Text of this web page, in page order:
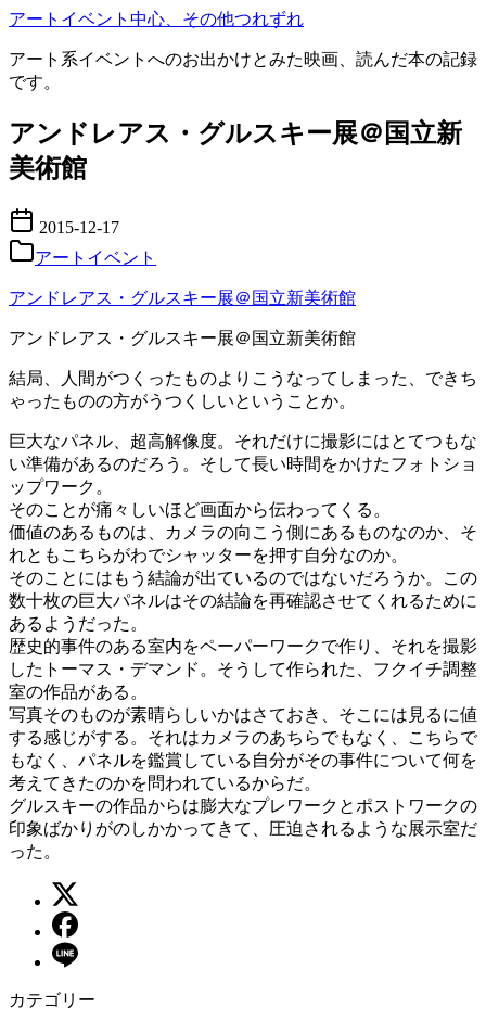
コ
テ
ン
へ
移
動
アートイベント中心、その他つれずれ
アート系イベントへのお出かけとみた映画、読んだ本の記録
です。
アンドレアス・グルスキー展＠国立新
美術館
2015-12-17
アートイベント
アンドレアス・グルスキー展＠国立新美術館
アンドレアス・グルスキー展＠国立新美術館
結局、人間がつくったものよりこうなってしまった、できち
ゃったものの方がうつくしいということか。
巨大なパネル、超高解像度。それだけに撮影にはとてつもな
い準備があるのだろう。そして長い時間をかけたフォトショ
ップワーク。
そのことが痛々しいほど画面から伝わってくる。
価値のあるものは、カメラの向こう側にあるものなのか、そ
れともこちらがわでシャッターを押す自分なのか。
そのことにはもう結論が出ているのではないだろうか。この
数十枚の巨大パネルはその結論を再確認させてくれるために
あるようだった。
歴史的事件のある室内をペーパーワークで作り、それを撮影
したトーマス・デマンド。そうして作られた、フクイチ調整
室の作品がある。
写真そのものが素晴らしいかはさておき、そこには見るに値
する感じがする。それはカメラのあちらでもなく、こちらで
もなく、パネルを鑑賞している自分がその事件について何を
考えてきたのかを問われているからだ。
グルスキーの作品からは膨大なプレワークとポストワークの
印象ばかりがのしかかってきて、圧迫されるような展示室だ
った。
カテゴリー